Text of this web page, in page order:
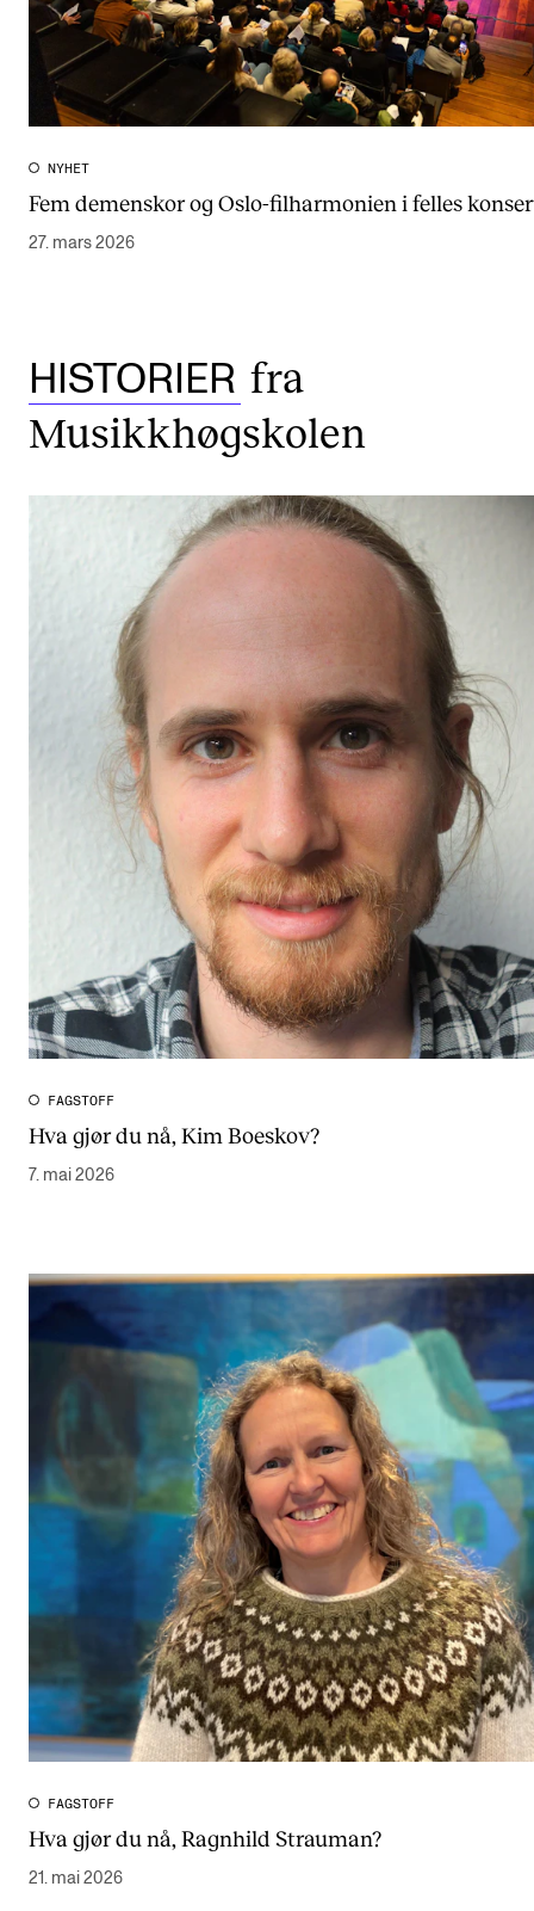
NYHET
Fem demenskor og Oslo-filharmonien i felles
27. mars 2026
HISTORIER fra
Musikkhøgskolen
FAGSTOFF
Hva gjør du nå, Kim Boeskov?
7. mai 2026
FAGSTOFF
Hva gjør du nå, Ragnhild Strauman?
21. mai 2026